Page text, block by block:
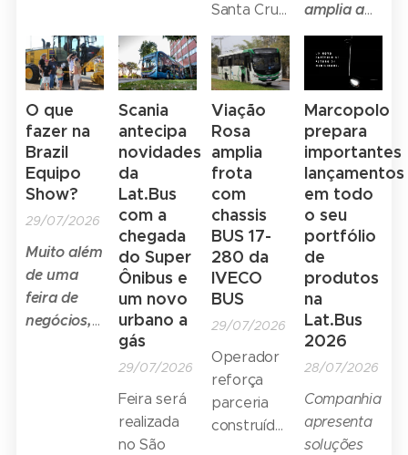
estrela"
Histórias
dentro da
História:
depoimentos
de
colaboradores
da
Empresa
O ônibus
na
parceria
da
Mercedes-
Benz com
o GURI...
estão em
desde o
início deste
julho, no
sistema de
transporte
coletivo
local, que é
referência
em
mobilidade...
USB para
recarga
de celular
cresce
144% e
lidera em
emplacamentos
da marca
Emplacamentos
do
caminhão
médio
Aumark S
1217
aumentam
77% entre
o primeiro
semestre
de 2025 e
os seis
primeiros
meses de
Santa Cruz,
e Maurício
Henrique,
pela SC
Minas,
foram os
grandes
homenageados
da edição
2026.
amplia a
programação
de
qualificação
profissional
da BES
2026 e
busca
ajudar a
reduzir a
falta de
mão de
obra
especializada
no setor
O que
fazer na
Brazil
Equipo
Show?
29/07/2026
Muito além
de uma
feira de
negócios,
Scania
antecipa
novidades
da
Lat.Bus
com a
chegada
do Super
Ônibus e
um novo
urbano a
gás
29/07/2026
Feira será
realizada
no São
Viação
Rosa
amplia
frota
com
chassis
BUS 17-
280 da
IVECO
BUS
29/07/2026
Operador
reforça
parceria
construída
Marcopolo
prepara
importantes
lançamentos
em todo
o seu
portfólio
de
produtos
na
Lat.Bus
2026
28/07/2026
Companhia
apresenta
soluções